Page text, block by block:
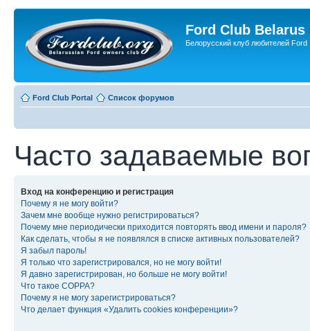
Ford Club Belarus
Белорусский клуб любителей Ford
Ford Club Portal Список форумов
Часто задаваемые
Вход на конференцию и регистрация
Почему я не могу войти?
Зачем мне вообще нужно регистрироваться?
Почему мне периодически приходится повторять ввод имени и пароля?
Как сделать, чтобы я не появлялся в списке активных пользователей?
Я забыл пароль!
Я только что зарегистрировался, но не могу войти!
Я давно зарегистрирован, но больше не могу войти!
Что такое COPPA?
Почему я не могу зарегистрироваться?
Что делает функция «Удалить cookies конференции»?